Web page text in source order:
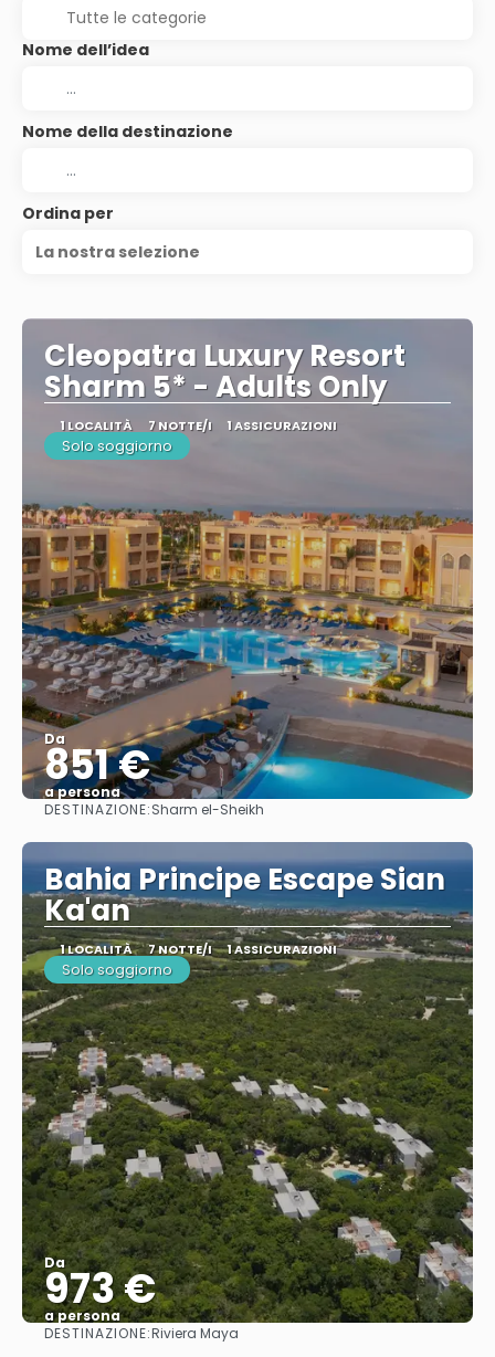
Nome dell’idea
Nome della destinazione
Ordina per
La nostra selezione
Cleopatra Luxury Resort
Sharm 5* - Adults Only
1 LOCALITÀ 7 NOTTE/I 1 ASSICURAZIONI
Solo soggiorno
Da
851 €
a persona
Vedere
DESTINAZIONE:Sharm el-Sheikh
Bahia Principe Escape Sian
Ka'an
1 LOCALITÀ 7 NOTTE/I 1 ASSICURAZIONI
Solo soggiorno
Da
973 €
a persona
Vedere
DESTINAZIONE:Riviera Maya